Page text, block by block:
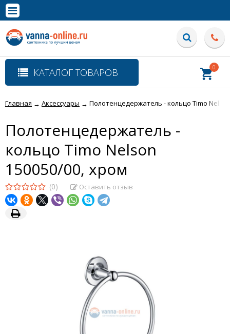
Полная версия сайта
КАТАЛОГ ТОВАРОВ 0
Главная → Аксессуары → Полотенцедержатель - кольцо Timo
Полотенцедержатель -
кольцо Timo Nelson
150050/00, хром
(0) Оставить отзыв